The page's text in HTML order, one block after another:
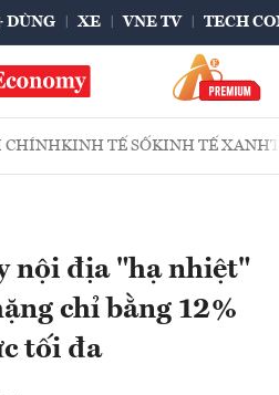
DÙNG XE VNE TV TECH
CHÍNHKINH TẾ SỐKINH TẾ XANH
nội địa "hạ nhiệt"
chỉ bằng 12%
tối đa